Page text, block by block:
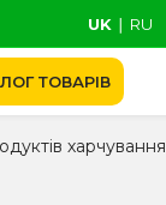
UK ∣ RU
ТОВАРІВ
харчування